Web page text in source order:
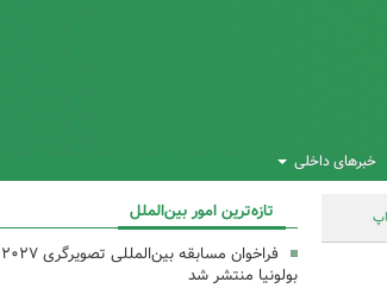
خبرهای داخلی
تازه‌ترین امور بین‌الملل
فراخوان مسابقه بین‌المللی تصویرگری ۲۰۲۷
بولونیا منتشر شد